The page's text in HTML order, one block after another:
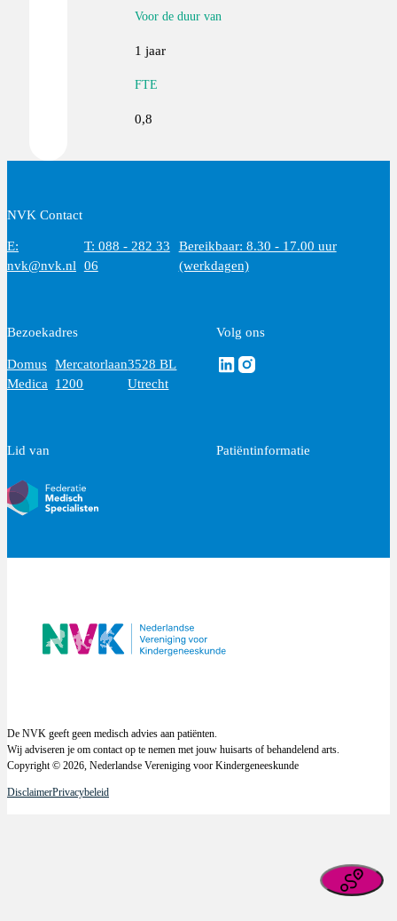
Voor de duur van
1 jaar
FTE
0,8
NVK Contact
E:
nvk@nvk.nl
T: 088 - 282 33
06
Bereikbaar: 8.30 - 17.00 uur
(werkdagen)
Bezoekadres
Domus
Medica
Mercatorlaan
1200
3528 BL
Utrecht
Volg ons
Volg ons via Linkedin
Volg ons via Instagram
Lid van Patiëntinformatie
De NVK geeft geen medisch advies aan patiënten.
Wij adviseren je om contact op te nemen met jouw huisarts of behandelend arts.
Copyright © 2026, Nederlandse Vereniging voor Kindergeneeskunde
DisclaimerPrivacybeleid